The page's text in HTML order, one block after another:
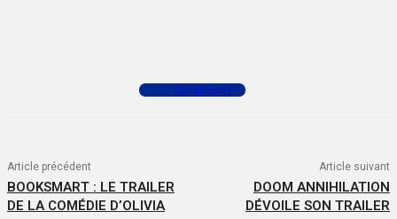
Commenter
Article précédent
BOOKSMART : LE TRAILER
DE LA COMÉDIE D’OLIVIA
Article suivant
DOOM ANNIHILATION
DÉVOILE SON TRAILER